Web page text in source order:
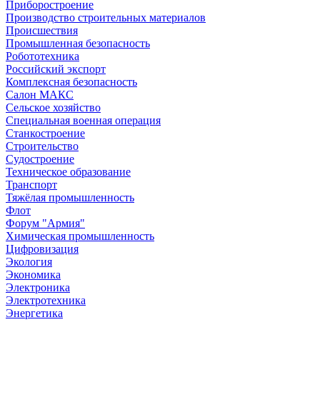
Приборостроение
Производство строительных материалов
Происшествия
Промышленная безопасность
Робототехника
Российский экспорт
Комплексная безопасность
Салон МАКС
Сельское хозяйство
Специальная военная операция
Станкостроение
Строительство
Судостроение
Техническое образование
Транспорт
Тяжёлая промышленность
Флот
Форум "Армия"
Химическая промышленность
Цифровизация
Экология
Экономика
Электроника
Электротехника
Энергетика